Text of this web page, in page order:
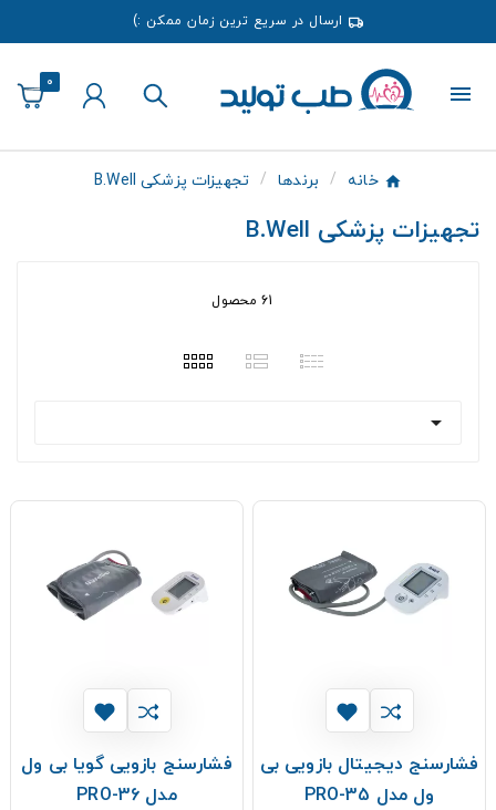
ارسال در سریع ترین زمان ممکن :)
0
خانه برندها تجهیزات پزشکی B.Well
تجهیزات پزشکی B.Well
61 محصول

فشارسنج دیجیتال بازویی بی
ول مدل PRO-35
فشارسنج بازویی گویا بی ول
مدل PRO-36